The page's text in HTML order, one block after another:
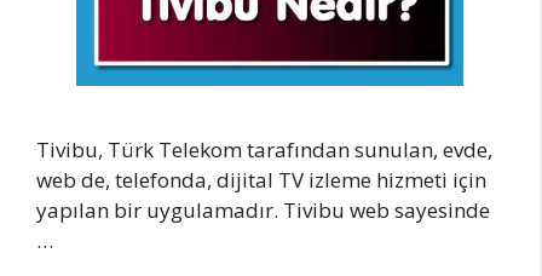
Tivibu, Türk Telekom tarafından sunulan, evde,
web de, telefonda, dijital TV izleme hizmeti için
yapılan bir uygulamadır. Tivibu web sayesinde
…